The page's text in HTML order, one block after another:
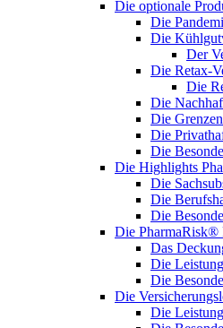
Die optionale
Die
Die
Der
Die Retax-
Die
Die
Die
Die
Die
Die Highlights
Die
Die
Die
Die
Das
Die
Die
Die
Die